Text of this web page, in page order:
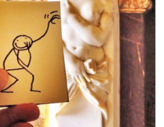
LIRE LA SUITE